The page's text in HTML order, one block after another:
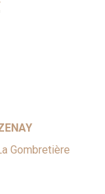
Gombretière